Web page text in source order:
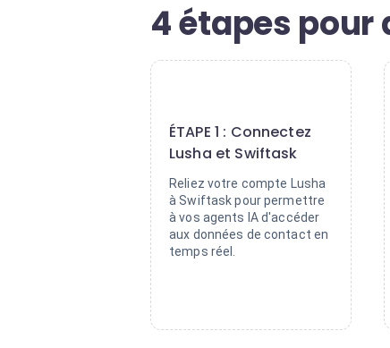
4 étapes
ÉTAPE 1 : Connectez
Lusha et Swiftask
Reliez votre compte Lusha
à Swiftask pour permettre
à vos agents IA d'accéder
aux données de contact en
temps réel.